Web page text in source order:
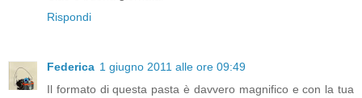
Rispondi
Federica 1 giugno 2011 alle ore 09:49
Il formato di questa pasta è davvero magnifico e con la tua